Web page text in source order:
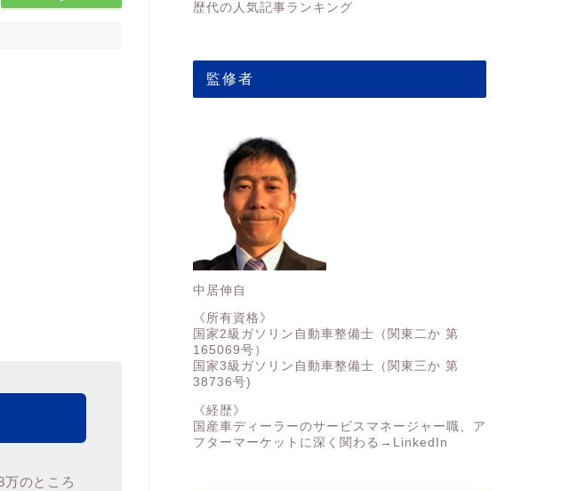
のところ
歴代の人気記事ランキング
監修者
中居伸自
《所有資格》
国家2級ガソリン自動車整備士（関東二か 第
165069号）
国家3級ガソリン自動車整備士（関東三か 第
38736号)
《経歴》
国産車ディーラーのサービスマネージャー職、ア
フターマーケットに深く関わる→ LinkedIn